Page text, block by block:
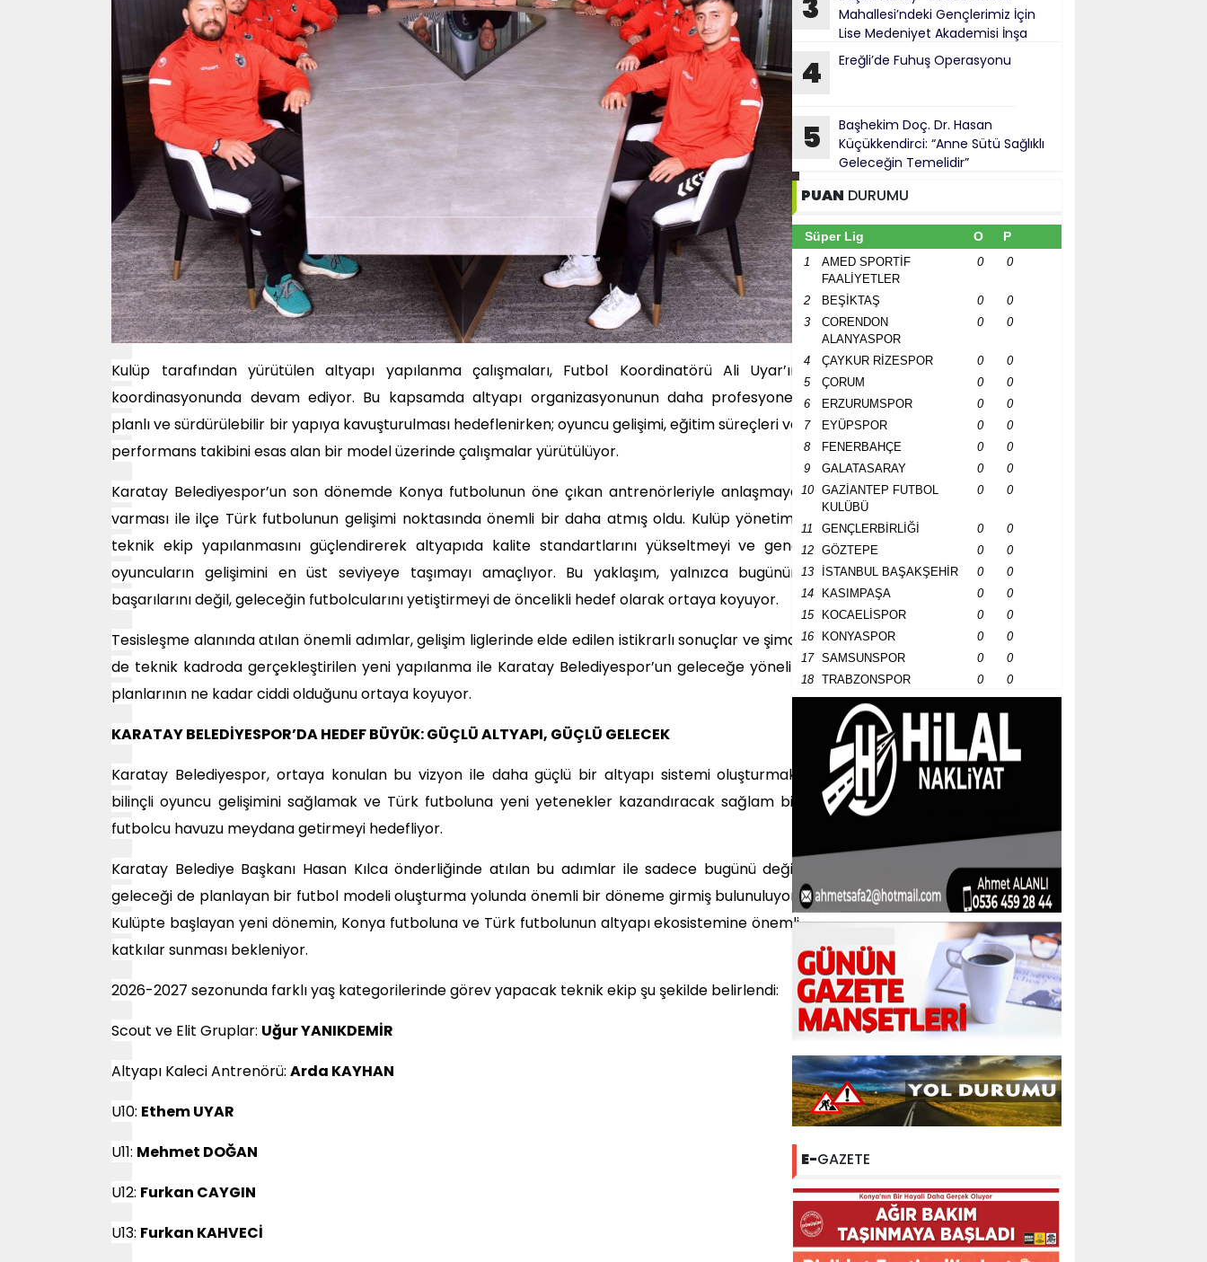
Kulüp tarafından yürütülen altyapı yapılanma çalışmaları, Futbol Koordinatörü Ali Uyar’ın
koordinasyonunda devam ediyor. Bu kapsamda altyapı organizasyonunun daha profesyonel,
planlı ve sürdürülebilir bir yapıya kavuşturulması hedeflenirken; oyuncu gelişimi, eğitim süreçleri ve
performans takibini esas alan bir model üzerinde çalışmalar yürütülüyor.
Karatay Belediyespor’un son dönemde Konya futbolunun öne çıkan antrenörleriyle anlaşmaya
varması ile ilçe Türk futbolunun gelişimi noktasında önemli bir daha atmış oldu. Kulüp yönetimi,
teknik ekip yapılanmasını güçlendirerek altyapıda kalite standartlarını yükseltmeyi ve genç
oyuncuların gelişimini en üst seviyeye taşımayı amaçlıyor. Bu yaklaşım, yalnızca bugünün
başarılarını değil, geleceğin futbolcularını yetiştirmeyi de öncelikli hedef olarak ortaya koyuyor.
Tesisleşme alanında atılan önemli adımlar, gelişim liglerinde elde edilen istikrarlı sonuçlar ve şimdi
de teknik kadroda gerçekleştirilen yeni yapılanma ile Karatay Belediyespor’un geleceğe yönelik
planlarının ne kadar ciddi olduğunu ortaya koyuyor.
KARATAY BELEDİYESPOR’DA HEDEF BÜYÜK: GÜÇLÜ ALTYAPI, GÜÇLÜ GELECEK
Karatay Belediyespor, ortaya konulan bu vizyon ile daha güçlü bir altyapı sistemi oluşturmak,
bilinçli oyuncu gelişimini sağlamak ve Türk futboluna yeni yetenekler kazandıracak sağlam bir
futbolcu havuzu meydana getirmeyi hedefliyor.
Karatay Belediye Başkanı Hasan Kılca önderliğinde atılan bu adımlar ile sadece bugünü değil,
geleceği de planlayan bir futbol modeli oluşturma yolunda önemli bir döneme girmiş bulunuluyor.
Kulüpte başlayan yeni dönemin, Konya futboluna ve Türk futbolunun altyapı ekosistemine önemli
katkılar sunması bekleniyor.
2026-2027 sezonunda farklı yaş kategorilerinde görev yapacak teknik ekip şu şekilde belirlendi:
Scout ve Elit Gruplar: Uğur YANIKDEMİR
Altyapı Kaleci Antrenörü:Arda KAYHAN
U10: Ethem UYAR
U11: Mehmet DOĞAN
U12: Furkan CAYGIN
U13: Furkan KAHVECİ
Mahallesi’ndeki Gençlerimiz İçin
Lise Medeniyet Akademisi İnşa
Ediyoruz”
4 Ereğli’de Fuhuş Operasyonu
5
Başhekim Doç. Dr. Hasan
Küçükkendirci: “Anne Sütü Sağlıklı
Geleceğin Temelidir”
PUAN DURUMU
Süper Lig O P
1
AMED SPORTİF
FAALİYETLER
0 0
2 BEŞİKTAŞ 0
0
3
CORENDON
ALANYASPOR
0 0
4 ÇAYKUR RİZESPOR 0
0
5
ÇORUM 0
0
6
ERZURUMSPOR 0
0
7
EYÜPSPOR 0
0
8
FENERBAHÇE 0
0
9
GALATASARAY 0
0
10
GAZİANTEP FUTBOL
KULÜBÜ
0 0
11 GENÇLERBİRLİĞİ 0
0
12
GÖZTEPE 0
0
13
İSTANBUL BAŞAKŞEHİR 0
0
14
KASIMPAŞA 0
0
15
KOCAELİSPOR 0
0
16
KONYASPOR 0
0
17
SAMSUNSPOR 0
0
18
TRABZONSPOR 0 0
E-GAZETE